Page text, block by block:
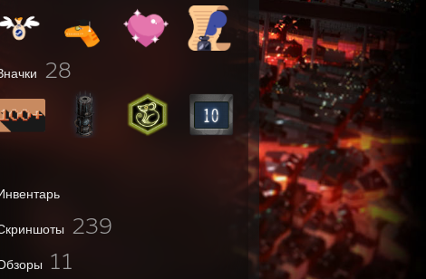
28
239
11